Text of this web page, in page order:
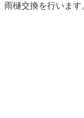
雨樋交換を行います